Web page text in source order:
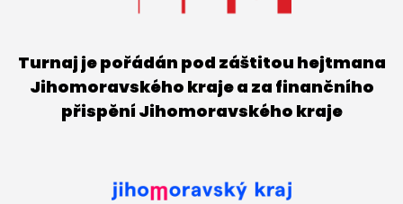
Turnaj je pořádán pod záštitou hejtmana
Jihomoravského kraje a za finančního
přispění Jihomoravského kraje